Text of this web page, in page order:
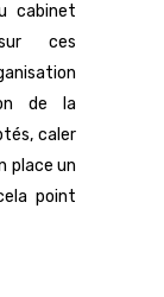
cabinet
ces
de la
caler
place un
point